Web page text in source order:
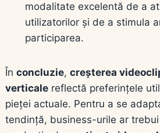
modalitate excelentă de a
utilizatorilor și de a stimula
participarea.
În concluzie, creșterea
verticale reflectă preferințele
pieței actuale. Pentru a se
tendință, business-urile ar